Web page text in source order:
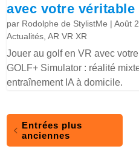
avec votre
par Rodolphe de StylistMe |Août
Actualités ,AR VR XR
Jouer au golf en VR avec
GOLF+ Simulator : réalité
entraînement IA à domicile.
Entrées plus
anciennes